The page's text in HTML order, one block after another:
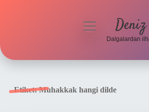
menüyü
Dalgalardan
Etiket:Muhakkak hangi dilde